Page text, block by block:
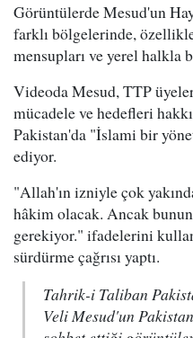
Görüntülerde Mesud'un
farklı bölgelerinde,
mensupları ve yerel halkla
Videoda Mesud, TTP
mücadele ve hedefleri
Pakistan'da "İslami bir
ediyor.
"Allah'ın izniyle çok
hâkim olacak. Ancak
gerekiyor." ifadelerini
sürdürme çağrısı yaptı.
Tahrik-i Taliban
Veli Mesud'un